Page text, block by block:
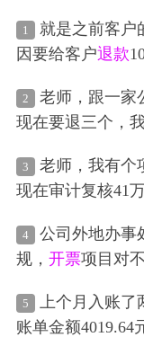
1 就是之前客户
因要给客户退款
元可不可以不从
开发票的10000元
不开 发票 了，前
以吗
2
老师，跟一家
现在要退三个，
票给我们吗？应
他们才对吧
3 老师，我有个
现在审计复核41
4 公司外地办事
规， 开票项目对
5
上个月入账
账单金额4019.64